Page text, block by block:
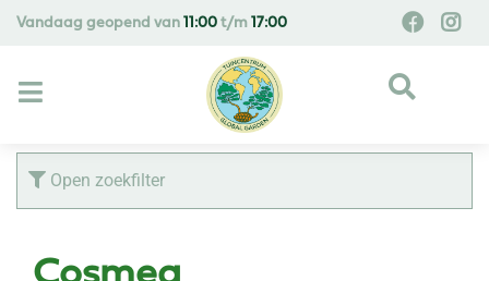
Vandaag geopend van 11:00 t/m 17:00
Open zoekfilter